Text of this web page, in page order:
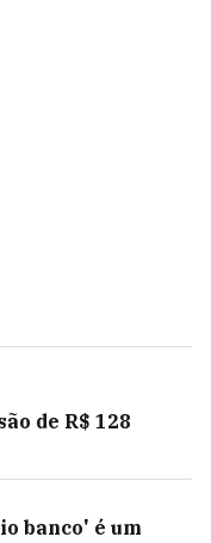
de R$ 128
banco' é um